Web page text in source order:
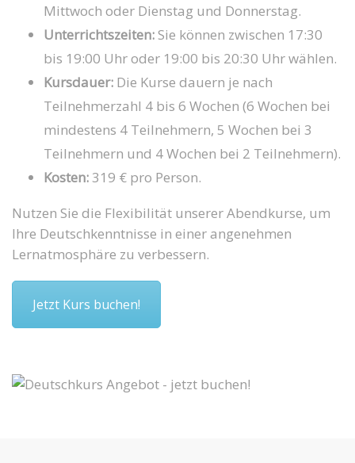
Mittwoch oder Dienstag und Donnerstag.
Unterrichtszeiten:Sie können zwischen 17:30
bis 19:00 Uhr oder 19:00 bis 20:30 Uhr wählen.
Kursdauer:Die Kurse dauern je nach
Teilnehmerzahl 4 bis 6 Wochen (6 Wochen bei
mindestens 4 Teilnehmern, 5 Wochen bei 3
Teilnehmern und 4 Wochen bei 2 Teilnehmern).
Kosten:319 € pro Person.
Nutzen Sie die Flexibilität unserer Abendkurse, um
Ihre Deutschkenntnisse in einer angenehmen
Lernatmosphäre zu verbessern.
Jetzt Kurs buchen!